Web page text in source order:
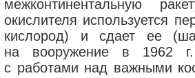
межконтинентальную
окислителя используется
кислород) и сдает ее
на вооружение в 1962
с работами над важными